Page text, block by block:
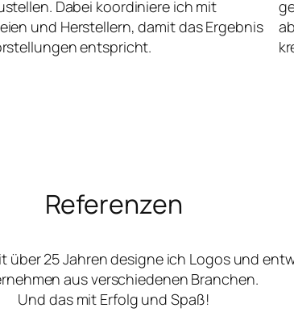
Dabei koordiniere ich mit
und Herstellern, damit das Ergebnis
entspricht.
Referenzen
über 25 Jahren designe ich Logos und
aus verschiedenen Branchen.
Und das mit Erfolg und Spaß!